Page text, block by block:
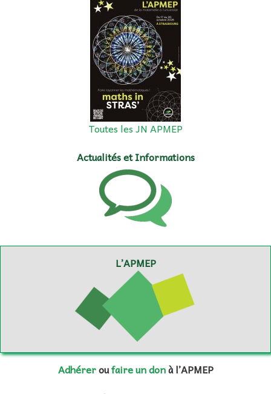
Toutes les JN APMEP
Actualités et Informations
L’APMEP
Adhéreroufaire un donà l’APMEP